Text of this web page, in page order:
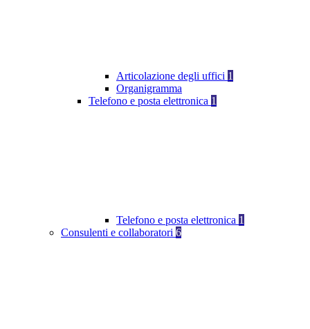
Articolazione degli uffici 1
Organigramma
Telefono e posta elettronica 1
Telefono e posta elettronica 1
Consulenti e collaboratori 6